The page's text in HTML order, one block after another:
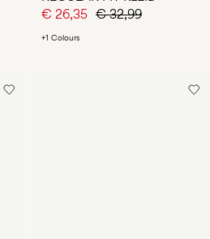
€ 26,35 € 32,99
+1 Colours